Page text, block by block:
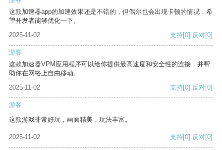
这款加速器app的加速效果还是不错的，但偶尔也会出现卡顿的情况，希
望开发者能够优化一下。
2025-11-02
支持[0] 反对[0]
游客
这款加速器VPM应用程序可以给你提供最高速度和安全性的连接，并帮
助你在网络上自由移动。
2025-11-02
支持[0] 反对[0]
游客
这款游戏非常好玩，画面精美，玩法丰富。
2025-11-02 支持[0] 反对[0]